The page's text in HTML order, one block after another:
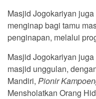
Masjid Jogokariyan
menginap bagi tamu
penginapan, melalui
Masjid Jogokariyan
masjid unggulan,
Mandiri, Pionir
Mensholatkan Orang